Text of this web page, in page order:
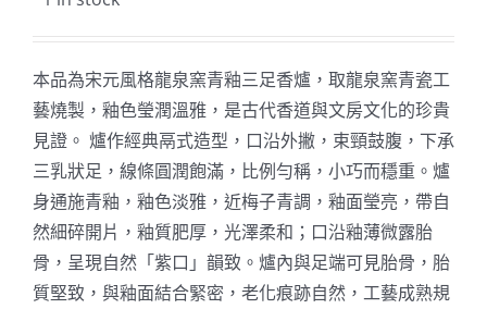
本品為宋元風格龍泉窯青釉三足香爐，取龍泉窯青瓷工
藝燒製，釉色瑩潤溫雅，是古代香道與文房文化的珍貴
見證。 爐作經典鬲式造型，口沿外撇，束頸鼓腹，下承
三乳狀足，線條圓潤飽滿，比例勻稱，小巧而穩重。爐
身通施青釉，釉色淡雅，近梅子青調，釉面瑩亮，帶自
然細碎開片，釉質肥厚，光澤柔和；口沿釉薄微露胎
骨，呈現自然「紫口」韻致。爐內與足端可見胎骨，胎
質堅致，與釉面結合緊密，老化痕跡自然，工藝成熟規